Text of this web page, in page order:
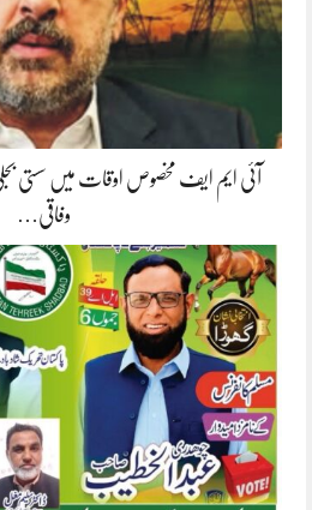
آئی ایم ایف مخصوص اوقات میں سستی
وفاقی…